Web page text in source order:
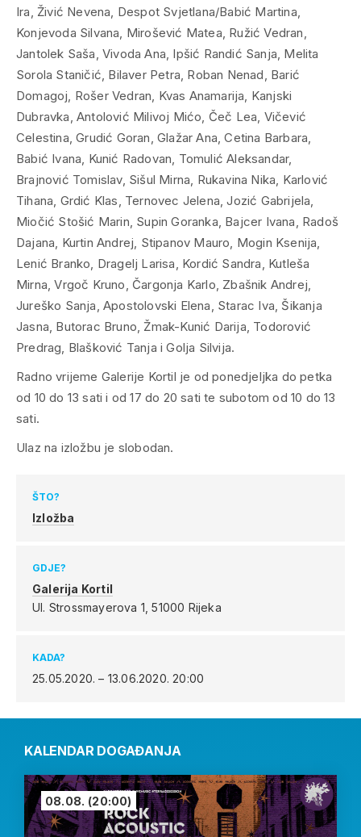
Ira, Živić Nevena, Despot Svjetlana/Babić Martina,
Konjevoda Silvana, Mirošević Matea, Ružić Vedran,
Jantolek Saša, Vivoda Ana, Ipšić Randić Sanja, Melita
Sorola Staničić, Bilaver Petra, Roban Nenad, Barić
Domagoj, Rošer Vedran, Kvas Anamarija, Kanjski
Dubravka, Antolović Milivoj Mićo, Čeč Lea, Vičević
Celestina, Grudić Goran, Glažar Ana, Cetina Barbara,
Babić Ivana, Kunić Radovan, Tomulić Aleksandar,
Brajnović Tomislav, Sišul Mirna, Rukavina Nika, Karlović
Tihana, Grdić Klas, Ternovec Jelena, Jozić Gabrijela,
Miočić Stošić Marin, Supin Goranka, Bajcer Ivana, Radoš
Dajana, Kurtin Andrej, Stipanov Mauro, Mogin Ksenija,
Lenić Branko, Dragelj Larisa, Kordić Sandra, Kutleša
Mirna, Vrgoč Kruno, Čargonja Karlo, Zbašnik Andrej,
Jureško Sanja, Apostolovski Elena, Starac Iva, Šikanja
Jasna, Butorac Bruno, Žmak-Kunić Darija, Todorović
Predrag, Blašković Tanja i Golja Silvija.
Radno vrijeme Galerije Kortil je od ponedjeljka do petka
od 10 do 13 sati i od 17 do 20 sati te subotom od 10 do 13
sati.
Ulaz na izložbu je slobodan.
ŠTO?
Izložba
GDJE?
Galerija Kortil
Ul. Strossmayerova 1,51000 Rijeka
KADA?
25.05.2020. – 13.06.2020. 20:00
KALENDAR DOGAĐANJA
08.08. (20:00)